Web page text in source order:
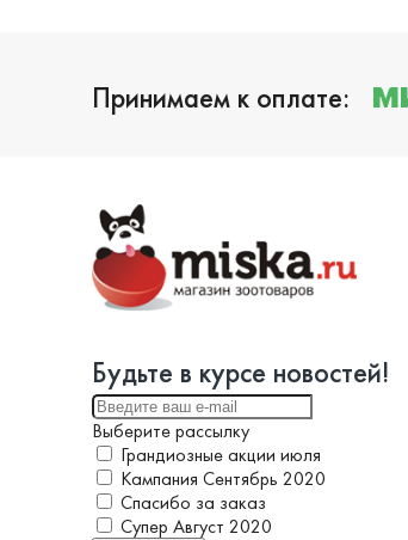
Принимаем к оплате:
Будьте в курсе новостей!
Выберите рассылку
Грандиозные акции июля
Кампания Сентябрь 2020
Спасибо за заказ
Супер Август 2020